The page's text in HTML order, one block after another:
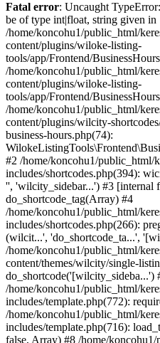
Fatal error: Uncaught
be of type int|float, string given in
/home/koncohu1/public_html/
content/plugins/wiloke-listing-
tools/app/Frontend/
/home/koncohu1/public_html/
content/plugins/wiloke-listing-
tools/app/Frontend/
/home/koncohu1/public_html/
content/plugins/wilcity-
business-hours.php(74):
#2 /home/koncohu1/public_html/
includes/shortcodes.php(394):
'', 'wilcity_sidebar...') #3 [internal
do_shortcode_tag(Array) #4
/home/koncohu1/public_html/
includes/shortcodes.php(266):
(wilcit...', 'do_shortcode_ta...',
/home/koncohu1/public_html/
content/themes/wilcity/single-
do_shortcode('[wilcity_sideba...')
/home/koncohu1/public_html/
includes/template.php(772):
/home/koncohu1/public_html/
includes/template.php(716):
false, Array) #8 /home/